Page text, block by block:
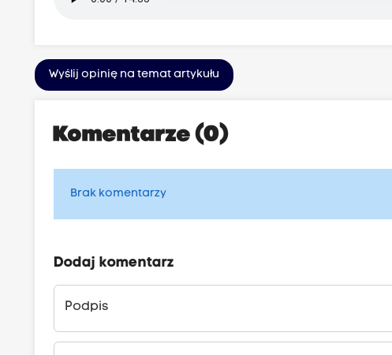
Wyślij opinię na temat artykułu
Komentarze (0)
Brak komentarzy
Dodaj komentarz
Podpis